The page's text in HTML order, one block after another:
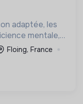
adaptée, les
mentale,
Floing, France